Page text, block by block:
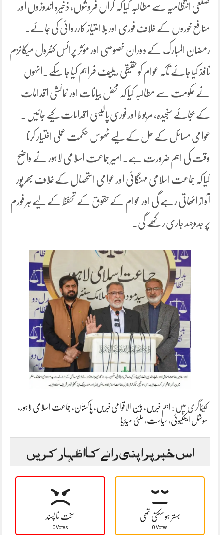
ضلعی انتظامیہ سے مطالبہ کیا کہ گراں فروشوں، ذخیرہ اندوزوں اور
منافع خوروں کے خلاف فوری اور بلاامتیاز کارروائی کی جائے۔
رمضان المبارک کے دوران خصوصی اور مؤثر پرائس کنٹرول میکانزم
نافذ کیا جائے تاکہ عوام کو حقیقی ریلیف فراہم کیا جا سکے۔انہوں
نے حکومت سے مطالبہ کیا کہ محض بیانات اور نمائشی اقدامات
کے بجائے سنجیدہ، مربوط اور فوری پالیسی اقدامات کیے جائیں۔
عوامی مسائل کے حل کے لیے ٹھوس حکمت عملی اختیار کرنا
وقت کی اہم ضرورت ہے۔امیر جماعت اسلامی لاہور نے واضح
کیا کہ جماعت اسلامی مہنگائی اور عوامی استحصال کے خلاف بھرپور
آواز اٹھاتی رہے گی اور عوام کے حقوق کے تحفظ کے لیے ہر فورم
پر جدوجہد جاری رکھے گی۔
کیٹاگری میں : اہم خبریں، بین الاقوامی خبریں، پاکستان، جماعت اسلامی لاہور،
سوشل ایکٹیوٹی، سیاست، ملٹی میڈیا
اس خبر پر اپنی رائے کا اظہار کریں
سخت نا پسند
0 Votes
بہتر ہو سکتی تھی
0 Votes